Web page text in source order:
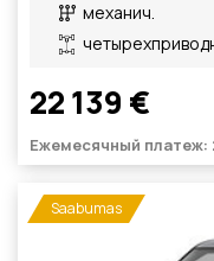
механич.
22 139 €
Ежемесячный платеж:
Saabumas